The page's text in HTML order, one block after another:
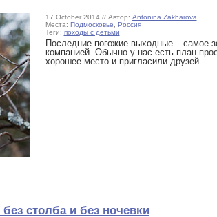
17 October 2014 // Автор: Antonina Zakharova
Места: Подмосковье
Россия
Теги: походы с детьми
Последние погожие выходные – самое
компанией. Обычно у нас есть план
хорошее место и пригласили друзей.
столба и без ночевки